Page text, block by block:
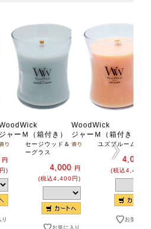
円
)
ジャーＭ（箱付き）
セージウッド＆シ
ーグラス
4,000 円
(税込4,400円)
WoodWick
ジャーＭ（箱付き）
ユズブルームズ
4,000
(税込4,400円)